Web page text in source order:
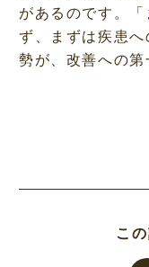
があるのです。
ず、まずは疾患
勢が、改善への第
こ